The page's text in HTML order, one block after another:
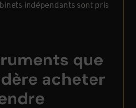
indépendants sont pris
que
acheter